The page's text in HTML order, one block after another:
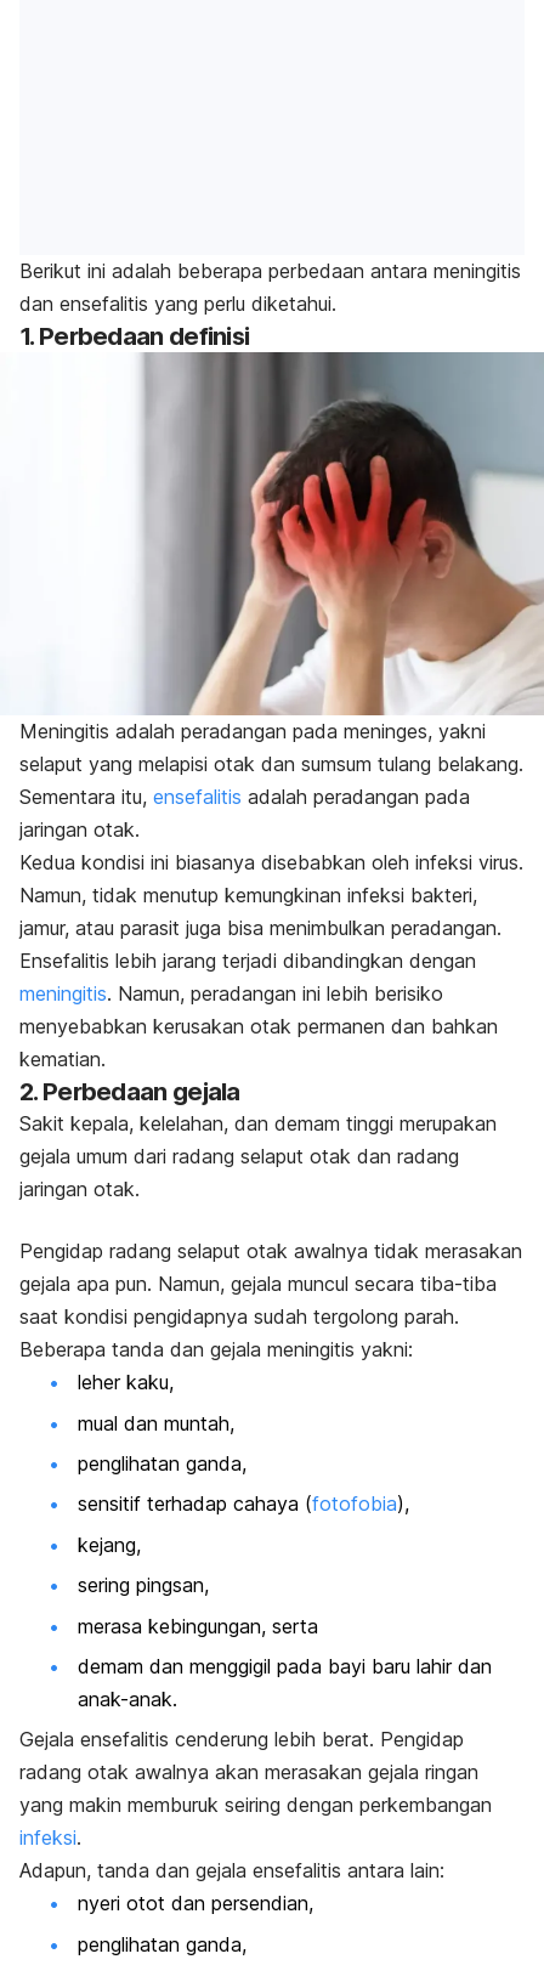
Berikut ini adalah beberapa perbedaan antara meningitis
dan ensefalitis yang perlu diketahui.
1. Perbedaan definisi
Meningitis adalah peradangan pada meninges, yakni
selaput yang melapisi otak dan sumsum tulang belakang.
Sementara itu, ensefalitis adalah peradangan pada
jaringan otak.
Kedua kondisi ini biasanya disebabkan oleh infeksi virus.
Namun, tidak menutup kemungkinan infeksi bakteri,
jamur, atau parasit juga bisa menimbulkan peradangan.
Ensefalitis lebih jarang terjadi dibandingkan dengan
meningitis. Namun, peradangan ini lebih berisiko
menyebabkan kerusakan otak permanen dan bahkan
kematian.
2. Perbedaan gejala
Sakit kepala, kelelahan, dan demam tinggi merupakan
gejala umum dari radang selaput otak dan radang
jaringan otak.
Pengidap radang selaput otak awalnya tidak merasakan
gejala apa pun. Namun, gejala muncul secara tiba-tiba
saat kondisi pengidapnya sudah tergolong parah.
Beberapa tanda dan gejala meningitis yakni:
leher kaku,
mual dan muntah,
penglihatan ganda,
sensitif terhadap cahaya (fotofobia),
kejang,
sering pingsan,
merasa kebingungan, serta
demam dan menggigil pada bayi baru lahir dan
anak-anak.
Gejala ensefalitis cenderung lebih berat. Pengidap
radang otak awalnya akan merasakan gejala ringan
yang makin memburuk seiring dengan perkembangan
infeksi.
Adapun, tanda dan gejala ensefalitis antara lain:
nyeri otot dan persendian,
penglihatan ganda,